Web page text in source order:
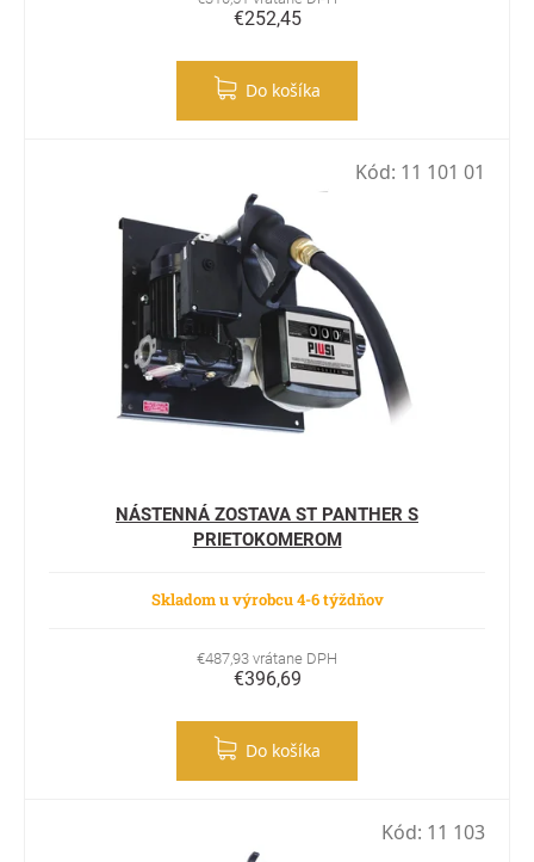
€252,45
Do košíka
NÁSTENNÁ ZOSTAVA ST PANTHER S
PRIETOKOMEROM
Skladom u výrobcu 4-6 týždňov
€487,93 vrátane DPH
€396,69
Do košíka
Kód: 11 101 01
Kód: 11 103